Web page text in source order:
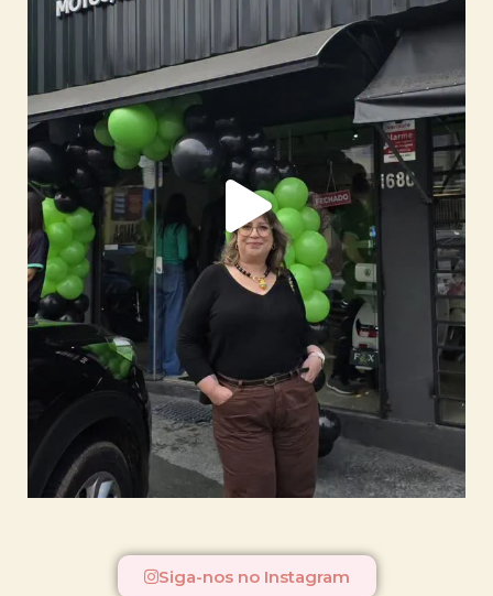
Siga-nos no Instagram